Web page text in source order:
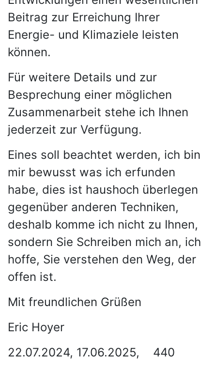
Beitrag zur Erreichung Ihrer
Energie- und Klimaziele leisten
können.
Für weitere Details und zur
Besprechung einer möglichen
Zusammenarbeit stehe ich Ihnen
jederzeit zur Verfügung.
Eines soll beachtet werden, ich bin
mir bewusst was ich erfunden
habe, dies ist haushoch überlegen
gegenüber anderen Techniken,
deshalb komme ich nicht zu Ihnen,
sondern Sie Schreiben mich an, ich
hoffe, Sie verstehen den Weg, der
offen ist.
Mit freundlichen Grüßen
Eric Hoyer
22.07.2024, 17.06.2025, 440